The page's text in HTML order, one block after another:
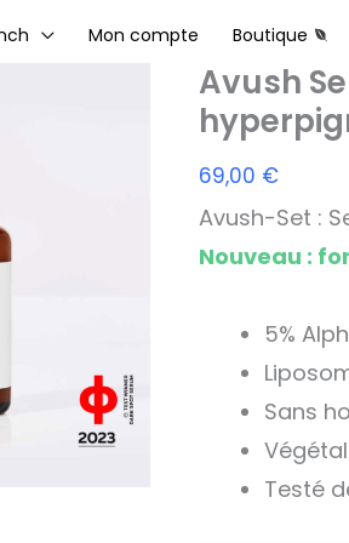
Mon compte Boutique
Avush
69,00 €
Avush-Set :
Nouveau :
5%
Sans
Testé